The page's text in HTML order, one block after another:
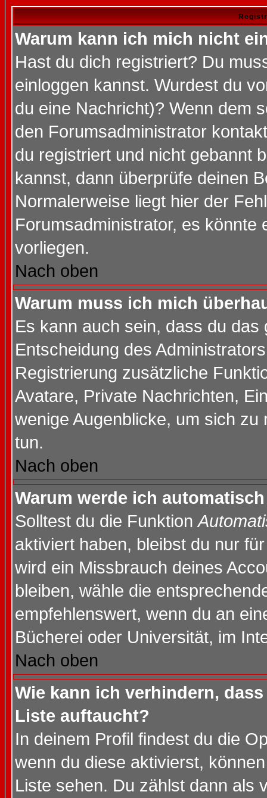
Warum kann ich mich nicht
Hast du dich registriert? Du
einloggen kannst. Wurdest du
du eine Nachricht)? Wenn dem
den Forumsadministrator
du registriert und nicht gebannt
kannst, dann überprüfe deinen
Normalerweise liegt hier der
Forumsadministrator, es könnte
vorliegen.
Nach oben
Warum muss ich mich
Es kann auch sein, dass du
Entscheidung des
Registrierung zusätzliche
Avatare, Private Nachrichten,
wenige Augenblicke, um sich
tun.
Nach oben
Warum werde ich
Solltest du die Funktion
aktiviert haben, bleibst du nur
wird ein Missbrauch deines
bleiben, wähle die
empfehlenswert, wenn du an
Bücherei oder Universität, im
Nach oben
Wie kann ich verhindern,
Liste auftaucht?
In deinem Profil findest du die
wenn du diese aktivierst,
Liste sehen. Du zählst dann als